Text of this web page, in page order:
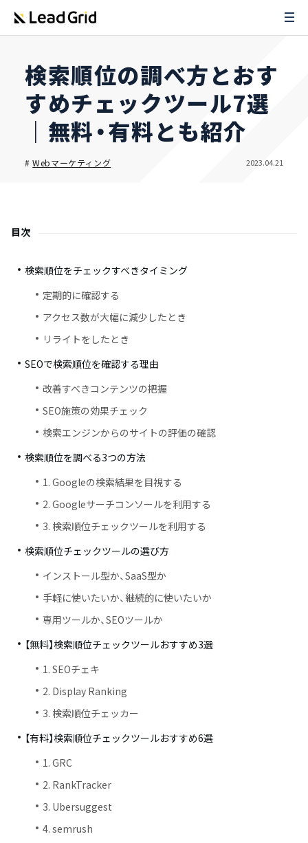
検索順位の調べ方とおす
すめチェックツール7選
｜無料・有料とも紹介
#Webマーケティング 2023.04.21
目次
検索順位をチェックすべきタイミング
定期的に確認する
アクセス数が大幅に減少したとき
リライトをしたとき
SEOで検索順位を確認する理由
改善すべきコンテンツの把握
SEO施策の効果チェック
検索エンジンからのサイトの評価の確認
検索順位を調べる3つの方法
1. Googleの検索結果を目視する
2. Googleサーチコンソールを利用する
3. 検索順位チェックツールを利用する
検索順位チェックツールの選び方
インストール型か、SaaS型か
手軽に使いたいか、継続的に使いたいか
専用ツールか、SEOツールか
【無料】検索順位チェックツールおすすめ3選
1. SEOチェキ
2. Display Ranking
3. 検索順位チェッカー
【有料】検索順位チェックツールおすすめ6選
1. GRC
2. RankTracker
3. Ubersuggest
4. semrush